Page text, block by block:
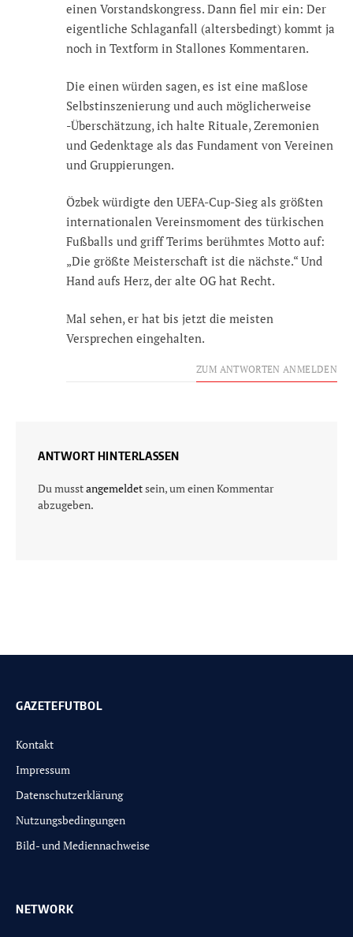
einen Vorstandskongress. Dann fiel mir ein: Der
eigentliche Schlaganfall (altersbedingt) kommt ja
noch in Textform in Stallones Kommentaren.
Die einen würden sagen, es ist eine maßlose
Selbstinszenierung und auch möglicherweise
-Überschätzung, ich halte Rituale, Zeremonien
und Gedenktage als das Fundament von Vereinen
und Gruppierungen.
Özbek würdigte den UEFA-Cup-Sieg als größten
internationalen Vereinsmoment des türkischen
Fußballs und griff Terims berühmtes Motto auf:
„Die größte Meisterschaft ist die nächste.“ Und
Hand aufs Herz, der alte OG hat Recht.
Mal sehen, er hat bis jetzt die meisten
Versprechen eingehalten.
ZUM ANTWORTEN ANMELDEN
ANTWORT HINTERLASSEN
Du musstangemeldetsein, um einen Kommentar
abzugeben.
GAZETEFUTBOL
Kontakt
Impressum
Datenschutzerklärung
Nutzungsbedingungen
Bild- und Mediennachweise
NETWORK